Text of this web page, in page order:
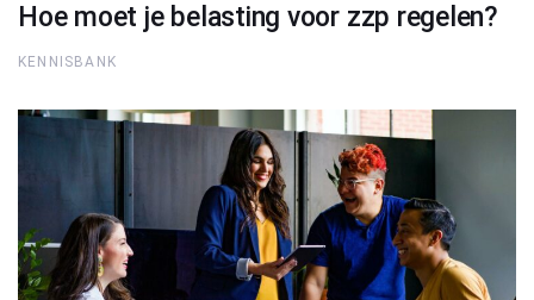
Hoe moet je belasting voor zzp regelen?
KENNISBANK